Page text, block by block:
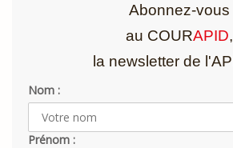
Abonnez-vous
au COURAPID,
la newsletter de
Nom :
Prénom :